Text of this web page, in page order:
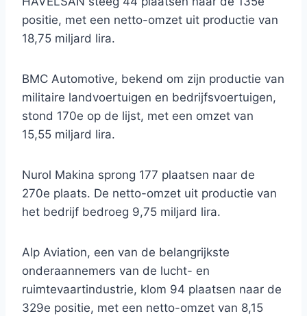
positie, met een netto-omzet uit productie van
18,75 miljard lira.
BMC Automotive, bekend om zijn productie van
militaire landvoertuigen en bedrijfsvoertuigen,
stond 170e op de lijst, met een omzet van
15,55 miljard lira.
Nurol Makina sprong 177 plaatsen naar de
270e plaats. De netto-omzet uit productie van
het bedrijf bedroeg 9,75 miljard lira.
Alp Aviation, een van de belangrijkste
onderaannemers van de lucht- en
ruimtevaartindustrie, klom 94 plaatsen naar de
329e positie, met een netto-omzet van 8,15